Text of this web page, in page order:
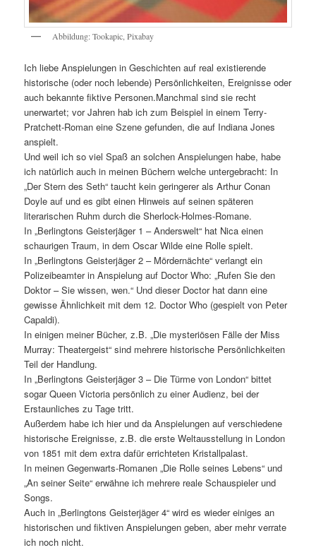
Abbildung: Tookapic, Pixabay
Ich liebe Anspielungen in Geschichten auf real existierende
historische (oder noch lebende) Persönlichkeiten, Ereignisse oder
auch bekannte fiktive Personen.Manchmal sind sie recht
unerwartet; vor Jahren hab ich zum Beispiel in einem Terry-
Pratchett-Roman eine Szene gefunden, die auf Indiana Jones
anspielt.
Und weil ich so viel Spaß an solchen Anspielungen habe, habe
ich natürlich auch in meinen Büchern welche untergebracht: In
„Der Stern des Seth“ taucht kein geringerer als Arthur Conan
Doyle auf und es gibt einen Hinweis auf seinen späteren
literarischen Ruhm durch die Sherlock-Holmes-Romane.
In „Berlingtons Geisterjäger 1 – Anderswelt“ hat Nica einen
schaurigen Traum, in dem Oscar Wilde eine Rolle spielt.
In „Berlingtons Geisterjäger 2 – Mördernächte“ verlangt ein
Polizeibeamter in Anspielung auf Doctor Who: „Rufen Sie den
Doktor – Sie wissen, wen.“ Und dieser Doctor hat dann eine
gewisse Ähnlichkeit mit dem 12. Doctor Who (gespielt von Peter
Capaldi).
In einigen meiner Bücher, z.B. „Die mysteriösen Fälle der Miss
Murray: Theatergeist“ sind mehrere historische Persönlichkeiten
Teil der Handlung.
In „Berlingtons Geisterjäger 3 – Die Türme von London“ bittet
sogar Queen Victoria persönlich zu einer Audienz, bei der
Erstaunliches zu Tage tritt.
Außerdem habe ich hier und da Anspielungen auf verschiedene
historische Ereignisse, z.B. die erste Weltausstellung in London
von 1851 mit dem extra dafür errichteten Kristallpalast.
In meinen Gegenwarts-Romanen „Die Rolle seines Lebens“ und
„An seiner Seite“ erwähne ich mehrere reale Schauspieler und
Songs.
Auch in „Berlingtons Geisterjäger 4“ wird es wieder einiges an
historischen und fiktiven Anspielungen geben, aber mehr verrate
ich noch nicht.